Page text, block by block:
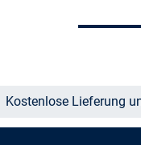
Größe
Kostenlose Lieferung